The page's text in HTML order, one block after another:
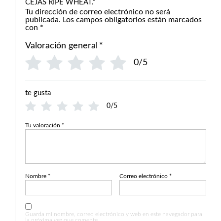
CEJAS RIPE WHEAT.”
Tu dirección de correo electrónico no será
publicada. Los campos obligatorios están marcados
con *
Valoración general *
0/5
te gusta
0/5
Tu valoración *
Nombre * Correo electrónico *
Guarda mi nombre, correo electrónico y web en este navegador para